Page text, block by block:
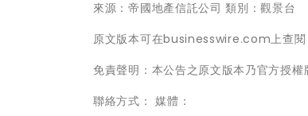
來源：帝國地產信託公司 類別：觀景台
原文版本可在businesswire.com上查閱
免責聲明：本公告之原文版本乃官方授
聯絡方式： 媒體：